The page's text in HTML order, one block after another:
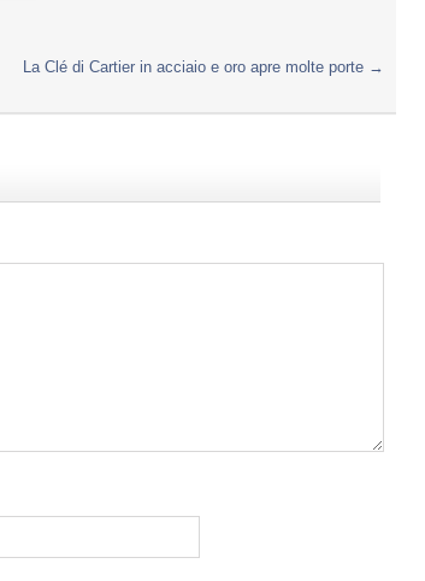
La Clé di Cartier in acciaio e oro apre molte porte →